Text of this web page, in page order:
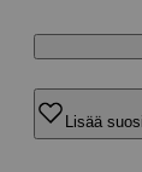
Lisää